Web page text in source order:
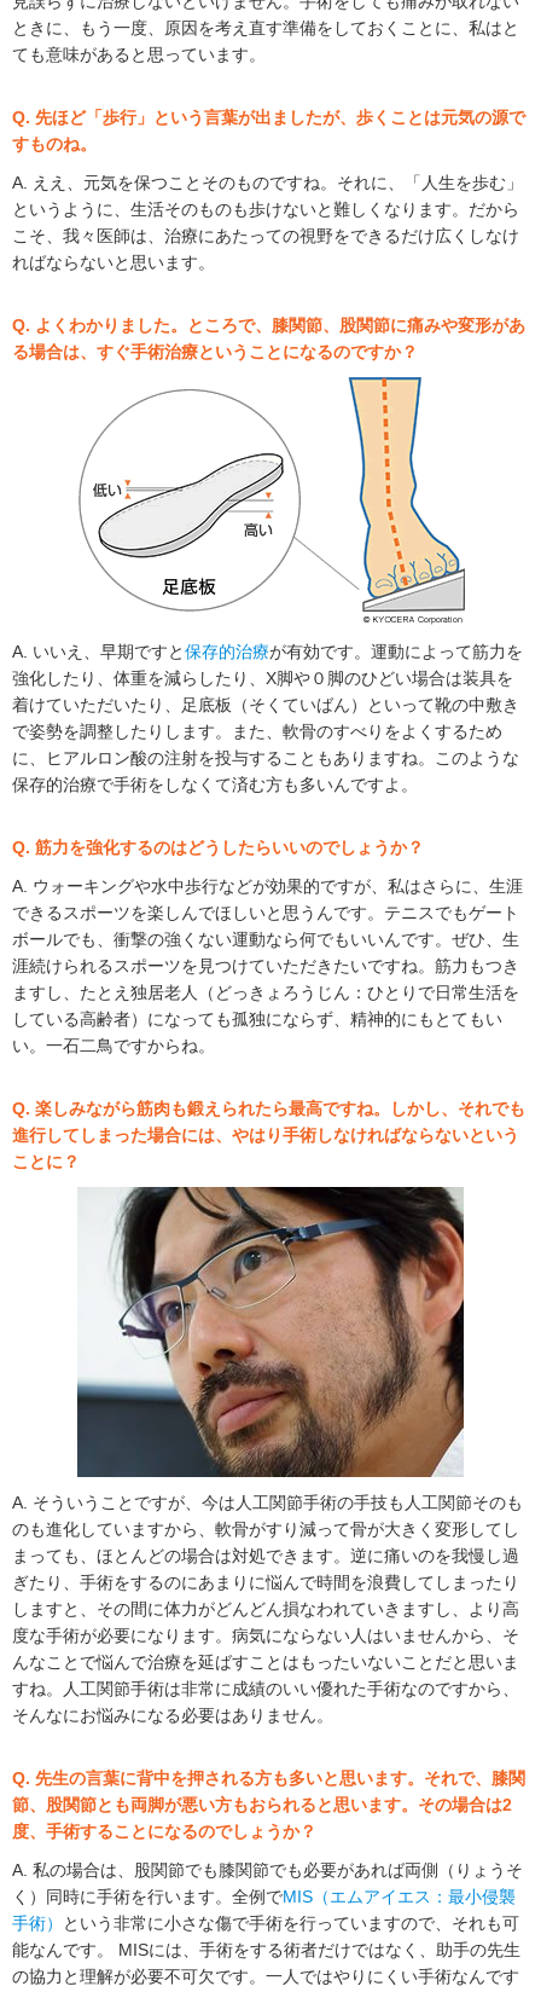
ときに、もう一度、原因を考え直す準備をしておくことに、私はと
ても意味があると思っています。
Q. 先ほど「歩行」という言葉が出ましたが、歩くことは元気の源で
すものね。
A. ええ、元気を保つことそのものですね。それに、「人生を歩む」
というように、生活そのものも歩けないと難しくなります。だから
こそ、我々医師は、治療にあたっての視野をできるだけ広くしなけ
ればならないと思います。
Q. よくわかりました。ところで、膝関節、股関節に痛みや変形があ
る場合は、すぐ手術治療ということになるのですか？
A. いいえ、早期ですと保存的治療が有効です。運動によって筋力を
強化したり、体重を減らしたり、X脚や０脚のひどい場合は装具を
着けていただいたり、足底板（そくていばん）といって靴の中敷き
で姿勢を調整したりします。また、軟骨のすべりをよくするため
に、ヒアルロン酸の注射を投与することもありますね。このような
保存的治療で手術をしなくて済む方も多いんですよ。
Q. 筋力を強化するのはどうしたらいいのでしょうか？
A. ウォーキングや水中歩行などが効果的ですが、私はさらに、生涯
できるスポーツを楽しんでほしいと思うんです。テニスでもゲート
ボールでも、衝撃の強くない運動なら何でもいいんです。ぜひ、生
涯続けられるスポーツを見つけていただきたいですね。筋力もつき
ますし、たとえ独居老人（どっきょろうじん：ひとりで日常生活を
している高齢者）になっても孤独にならず、精神的にもとてもい
い。一石二鳥ですからね。
Q. 楽しみながら筋肉も鍛えられたら最高ですね。しかし、それでも
進行してしまった場合には、やはり手術しなければならないという
ことに？
A. そういうことですが、今は人工関節手術の手技も人工関節そのも
のも進化していますから、軟骨がすり減って骨が大きく変形してし
まっても、ほとんどの場合は対処できます。逆に痛いのを我慢し過
ぎたり、手術をするのにあまりに悩んで時間を浪費してしまったり
しますと、その間に体力がどんどん損なわれていきますし、より高
度な手術が必要になります。病気にならない人はいませんから、そ
んなことで悩んで治療を延ばすことはもったいないことだと思いま
すね。人工関節手術は非常に成績のいい優れた手術なのですから、
そんなにお悩みになる必要はありません。
Q. 先生の言葉に背中を押される方も多いと思います。それで、膝関
節、股関節とも両脚が悪い方もおられると思います。その場合は2
度、手術することになるのでしょうか？
A. 私の場合は、股関節でも膝関節でも必要があれば両側（りょうそ
く）同時に手術を行います。全例でMIS（エムアイエス：最小侵襲
手術）
という非常に小さな傷で手術を行っていますので、それも可
能なんです。 MISには、手術をする術者だけではなく、助手の先生
の協力と理解が必要不可欠です。一人ではやりにくい手術なんです